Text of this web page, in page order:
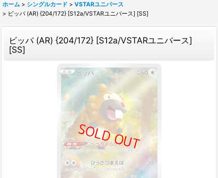
ホーム > シングルカード > VSTARユニバース
> ビッパ (AR) {204/172} [S12a/VSTARユニバース] [SS]
ビッパ (AR) {204/172} [S12a/VSTARユニバース]
[SS]